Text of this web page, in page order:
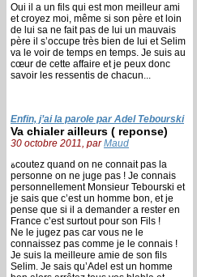
Oui il a un fils qui est mon meilleur ami
et croyez moi, même si son père et loin
de lui sa ne fait pas de lui un mauvais
père il s’occupe très bien de lui et Selim
va le voir de temps en temps. Je suis au
cœur de cette affaire et je peux donc
savoir les ressentis de chacun...
Enfin, j’ai la parole par Adel Tebourski
Va chialer ailleurs ( reponse)
30 octobre 2011, parMaud
ةcoutez quand on ne connait pas la
personne on ne juge pas ! Je connais
personnellement Monsieur Tebourski et
je sais que c’est un homme bon, et je
pense que si il a demander a rester en
France c’est surtout pour son Fils !
Ne le jugez pas car vous ne le
connaissez pas comme je le connais !
Je suis la meilleure amie de son fils
Selim. Je sais qu’Adel est un homme